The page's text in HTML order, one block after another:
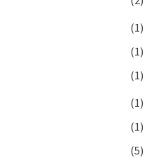
(1)
(1)
(1)
(1)
(1)
(5)